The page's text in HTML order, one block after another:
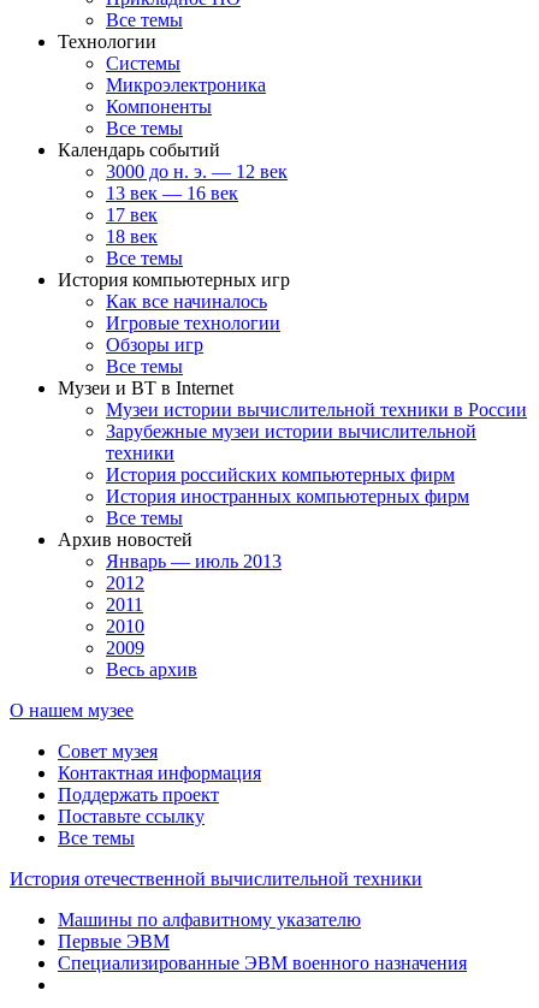
Все темы
Технологии
Системы
Микроэлектроника
Компоненты
Все темы
Календарь событий
3000 до н. э. — 12 век
13 век — 16 век
17 век
18 век
Все темы
История компьютерных игр
Как все начиналось
Игровые технологии
Обзоры игр
Все темы
Музеи и ВТ в Internet
Музеи истории вычислительной техники в России
Зарубежные музеи истории вычислительной
техники
История российских компьютерных фирм
История иностранных компьютерных фирм
Все темы
Архив новостей
Январь — июль 2013
2012
2011
2010
2009
Весь архив
О нашем музее
Совет музея
Контактная информация
Поддержать проект
Поставьте ссылку
Все темы
История отечественной вычислительной техники
Машины по алфавитному указателю
Первые ЭВМ
Специализированные ЭВМ военного назначения